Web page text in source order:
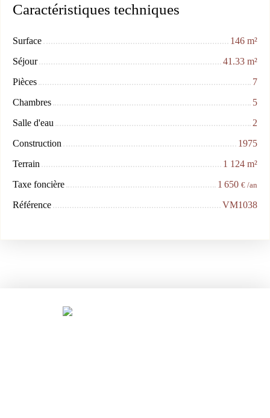
Caractéristiques techniques
Surface 146 m²
Séjour
41.33 m²
Pièces
7
Chambres
5
Salle d'eau
2
Construction
1975
Terrain
1 124 m²
Taxe foncière
1 650 € /an
Référence VM1038